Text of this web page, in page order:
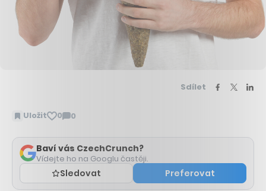
Sdílet
Uložit 0 0
Zobrazit
Baví vás CzechCrunch?
Vídejte ho na Googlu častěji.
Sledovat Preferovat